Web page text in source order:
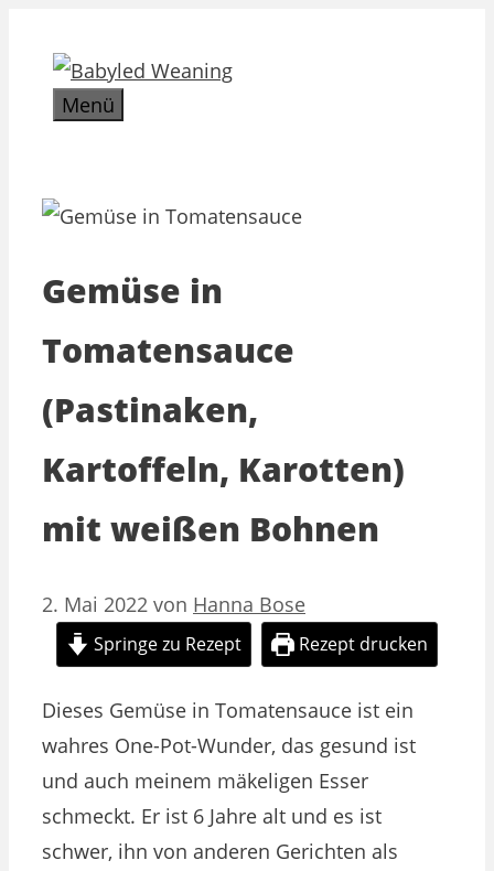
Inhalt
springenMenü
Gemüse in
Tomatensauce
(Pastinaken,
Kartoffeln, Karotten)
mit weißen Bohnen
2. Mai 2022 von Hanna Bose
Springe zu Rezept Rezept drucken
Dieses Gemüse in Tomatensauce ist ein
wahres One-Pot-Wunder, das gesund ist
und auch meinem mäkeligen Esser
schmeckt. Er ist 6 Jahre alt und es ist
schwer, ihn von anderen Gerichten als